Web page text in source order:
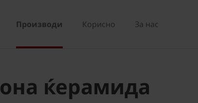
Производи Корисно За нас
ќерамида